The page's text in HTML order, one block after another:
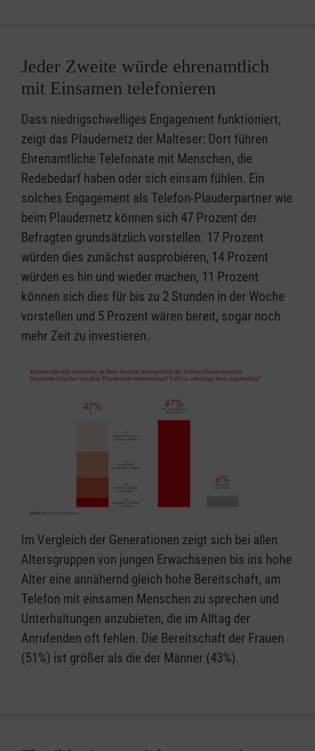
Jeder Zweite würde ehrenamtlich
mit Einsamen telefonieren
Dass niedrigschwelliges Engagement funktioniert,
zeigt das Plaudernetz der Malteser: Dort führen
Ehrenamtliche Telefonate mit Menschen, die
Redebedarf haben oder sich einsam fühlen. Ein
solches Engagement als Telefon-Plauderpartner wie
beim Plaudernetz können sich 47 Prozent der
Befragten grundsätzlich vorstellen. 17 Prozent
würden dies zunächst ausprobieren, 14 Prozent
würden es hin und wieder machen, 11 Prozent
können sich dies für bis zu 2 Stunden in der Woche
vorstellen und 5 Prozent wären bereit, sogar noch
mehr Zeit zu investieren.
Im Vergleich der Generationen zeigt sich bei allen
Altersgruppen von jungen Erwachsenen bis ins hohe
Alter eine annähernd gleich hohe Bereitschaft, am
Telefon mit einsamen Menschen zu sprechen und
Unterhaltungen anzubieten, die im Alltag der
Anrufenden oft fehlen. Die Bereitschaft der Frauen
(51%) ist größer als die der Männer (43%).